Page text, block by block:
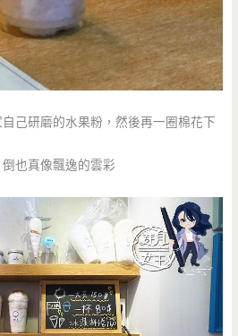
己研磨的水果粉，然後再一圈棉花下
也真像飄逸的雲彩